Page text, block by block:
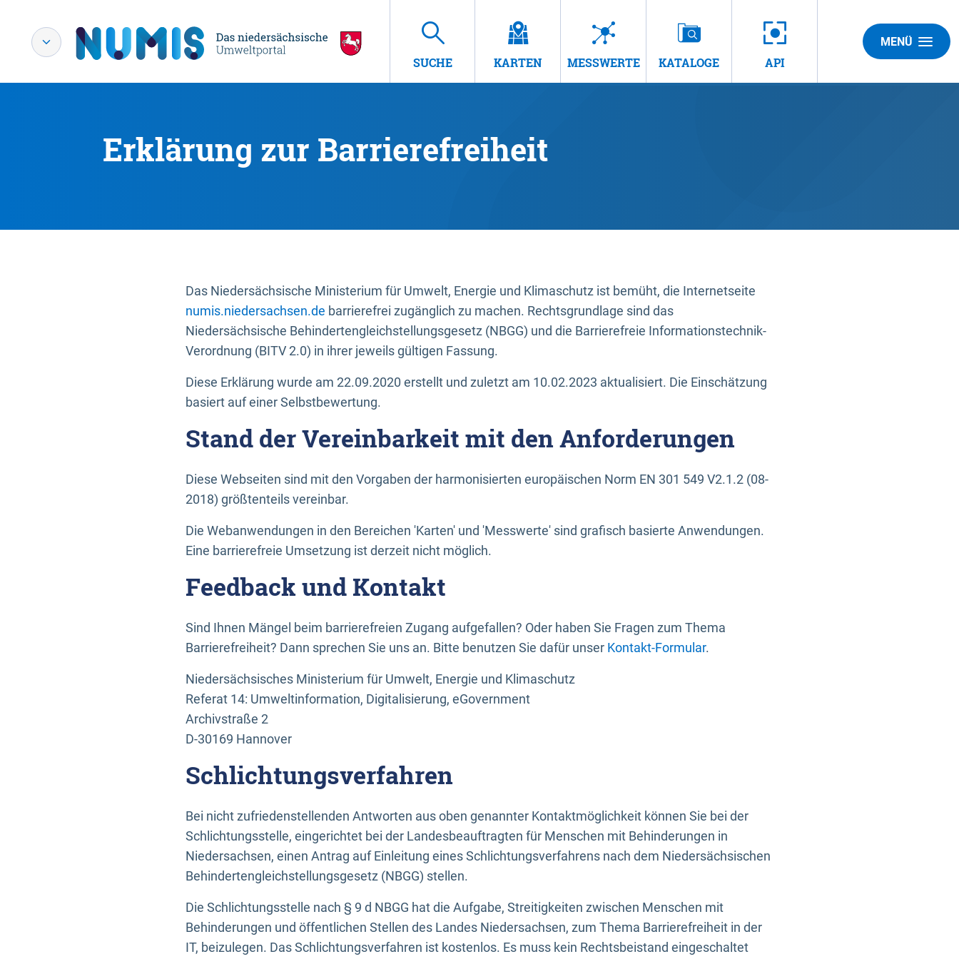
SUCHE KARTEN MESSWERTE KATALOGE API
MENÜ
Erklärung zur Barrierefreiheit
Das Niedersächsische Ministerium für Umwelt, Energie und Klimaschutz ist bemüht, die Internetseite
numis.niedersachsen.de barrierefrei zugänglich zu machen. Rechtsgrundlage sind das
Niedersächsische Behindertengleichstellungsgesetz (NBGG) und die Barrierefreie Informationstechnik-
Verordnung (BITV 2.0) in ihrer jeweils gültigen Fassung.
Diese Erklärung wurde am 22.09.2020 erstellt und zuletzt am 10.02.2023 aktualisiert. Die Einschätzung
basiert auf einer Selbstbewertung.
Stand der Vereinbarkeit mit den Anforderungen
Diese Webseiten sind mit den Vorgaben der harmonisierten europäischen Norm EN 301 549 V2.1.2 (08-
2018) größtenteils vereinbar.
Die Webanwendungen in den Bereichen 'Karten' und 'Messwerte' sind grafisch basierte Anwendungen.
Eine barrierefreie Umsetzung ist derzeit nicht möglich.
Feedback und Kontakt
Sind Ihnen Mängel beim barrierefreien Zugang aufgefallen? Oder haben Sie Fragen zum Thema
Barrierefreiheit? Dann sprechen Sie uns an. Bitte benutzen Sie dafür unser Kontakt-Formular.
Niedersächsisches Ministerium für Umwelt, Energie und Klimaschutz
Referat 14: Umweltinformation, Digitalisierung, eGovernment
Archivstraße 2
D-30169 Hannover
Schlichtungsverfahren
Bei nicht zufriedenstellenden Antworten aus oben genannter Kontaktmöglichkeit können Sie bei der
Schlichtungsstelle, eingerichtet bei der Landesbeauftragten für Menschen mit Behinderungen in
Niedersachsen, einen Antrag auf Einleitung eines Schlichtungsverfahrens nach dem Niedersächsischen
Behindertengleichstellungsgesetz (NBGG) stellen.
Die Schlichtungsstelle nach § 9 d NBGG hat die Aufgabe, Streitigkeiten zwischen Menschen mit
Behinderungen und öffentlichen Stellen des Landes Niedersachsen, zum Thema Barrierefreiheit in der
IT, beizulegen. Das Schlichtungsverfahren ist kostenlos. Es muss kein Rechtsbeistand eingeschaltet